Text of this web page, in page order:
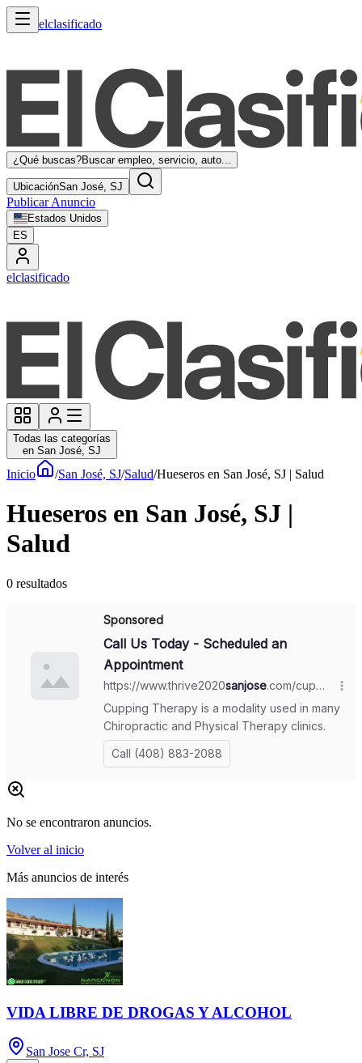
elclasificado
¿Qué buscas?Buscar empleo, servicio, auto...
UbicaciónSan José, SJ
Publicar Anuncio
Estados Unidos
ES
elclasificado
Todas las categorías
en San José, SJ
Inicio /San José, SJ/Salud/Hueseros en San José, SJ | Salud
Hueseros en San José, SJ |
Salud
0 resultados
No se encontraron anuncios.
Volver al inicio
Más anuncios de interés
VIDA LIBRE DE DROGAS Y ALCOHOL
San Jose Cr, SJ